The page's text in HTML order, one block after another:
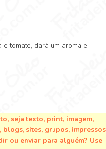
tomate, dará um aroma e
seja texto, print, imagem,
sites, grupos, impressos
ou enviar para alguém? Use